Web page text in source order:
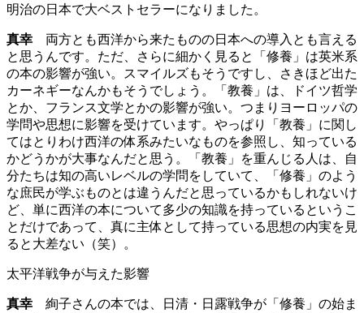
明治の日本で大ベストセラーになりました。
真幸 両方とも西洋から来たものの日本への導入とも言える
と思うんです。ただ、さらに細かく見ると「修養」は英米系
の本の影響が強い。スマイルズもそうですし、さきほど出た
カーネギーなんかもそうでしょう。「教養」は、ドイツ哲学
とか、フランス文学とかの影響が強い。つまりヨーロッパの
学問や思想に影響を受けています。やっぱり「教養」に関し
てはとりわけ西洋の体系みたいなものを参照し、知っている
かどうかが大事なんだと思う。「教養」を重んじる人は、自
分たちは知の高いレベルの学問をしていて、「修養」のよう
な庶民が学ぶものとは違うんだと思っているかもしれないけ
ど、単に西洋の本について多少の知識を持っているというこ
とだけであって、真に主体として持っている思想の内実を見
ると大差ない（笑）。
太平洋戦争が与えた影響
真幸 絢子さんの本では、日清・日露戦争が「修養」の始ま